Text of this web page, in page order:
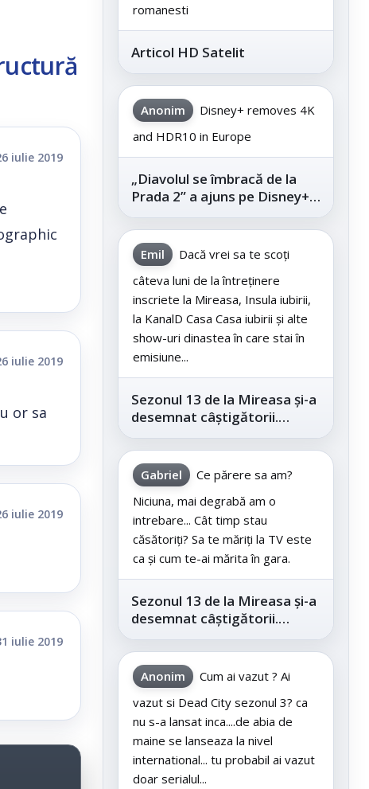
iulie 2019
iulie 2019
or sa
iulie 2019
iulie 2019
romanesti
Articol HD Satelit
Anonim
Disney+ removes 4K
and HDR10 in Europe
„Diavolul se îmbracă de la
Prada 2” a ajuns pe Disney+,
după succesul din
cinematografe
Emil
Dacă vrei sa te scoți
câteva luni de la întreținere
inscriete la Mireasa, Insula iubirii,
la KanalD Casa Casa iubirii și alte
show-uri dinastea în care stai în
emisiune...
Sezonul 13 de la Mireasa și-a
desemnat câștigătorii.
Telespectatorii au decis care
este...
Gabriel
Ce părere sa am?
Niciuna, mai degrabă am o
intrebare... Cât timp stau
căsătoriți? Sa te măriți la TV este
ca și cum te-ai mărita în gara.
Sezonul 13 de la Mireasa și-a
desemnat câștigătorii.
Telespectatorii au decis care
este...
Anonim
Cum ai vazut ? Ai
vazut si Dead City sezonul 3? ca
nu s-a lansat inca....de abia de
maine se lanseaza la nivel
international... tu probabil ai vazut
doar serialul...